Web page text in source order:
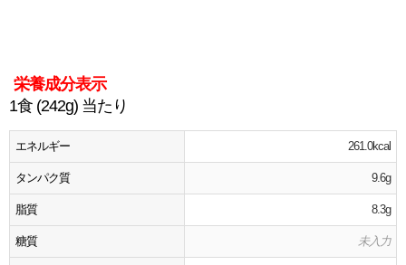
栄養成分表示
1食 (242g) 当たり
エネルギー 261.0kcal
タンパク質 9.6g
脂質 8.3g
糖質 未入力